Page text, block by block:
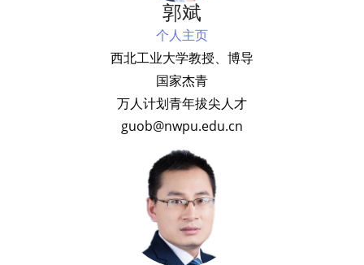
郭斌
个人主页
西北工业大学教授、博导
国家杰青
万人计划青年拔尖人才
guob@nwpu.edu.cn